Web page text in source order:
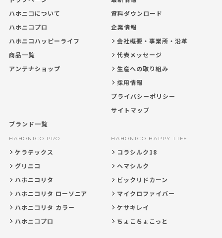
ハホニコについて
ハホニコプロ
ハホニコハッピーライフ
商品一覧
アンテナショップ
ブランド一覧
HAHONICO PRO.
ケラテックス
グリニコ
ハホニコリタ
ハホニコリタ ローソニア
ハホニコリタ カラー
ハホニコプロ
HAHONICO HAPPY LIFE
コラシルク18
ヘマシルク
ビックリドカーン
マイクロファイバー
ケサキレイ
ちょこちょこっと
資料ダウンロード
企業情報
会社概要・事業所・沿革
代表メッセージ
生産への取り組み
採用情報
プライバシーポリシー
サイトマップ